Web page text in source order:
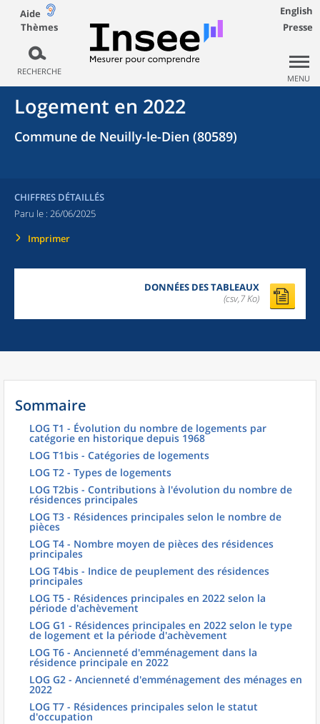
Aide
Thèmes
RECHERCHE
English
Presse
MENU
Logement en 2022
Commune de Neuilly-le-Dien (80589)
CHIFFRES DÉTAILLÉS
Paru le : 26/06/2025
Imprimer
DONNÉES DES TABLEAUX
(csv,7 Ko)
Sommaire
LOG T1 - Évolution du nombre de logements par
catégorie en historique depuis 1968
LOG T1bis - Catégories de logements
LOG T2 - Types de logements
LOG T2bis - Contributions à l'évolution du nombre de
résidences principales
LOG T3 - Résidences principales selon le nombre de
pièces
LOG T4 - Nombre moyen de pièces des résidences
principales
LOG T4bis - Indice de peuplement des résidences
principales
LOG T5 - Résidences principales en 2022 selon la
période d'achèvement
LOG G1 - Résidences principales en 2022 selon le type
de logement et la période d'achèvement
LOG T6 - Ancienneté d'emménagement dans la
résidence principale en 2022
LOG G2 - Ancienneté d'emménagement des ménages en
2022
LOG T7 - Résidences principales selon le statut
d'occupation